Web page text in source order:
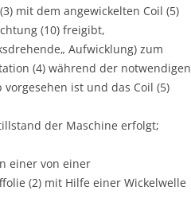
mit dem angewickelten Coil (5)
(10) freigibt,
Aufwicklung) zum
(4) während der notwendigen
ist und das Coil (5)
der Maschine erfolgt;
einer von einer
(2) mit Hilfe einer Wickelwelle